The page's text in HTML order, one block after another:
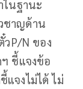
ในฐานะ
ชาญด้าน
วP/N ของ
ชี้แจงข้อ
จงไม่ได้ ไม่